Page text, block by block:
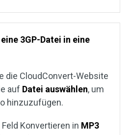
3GP-Datei in eine
die CloudConvert-Website
auf Datei auswählen, um
hinzuzufügen.
Konvertieren in MP3